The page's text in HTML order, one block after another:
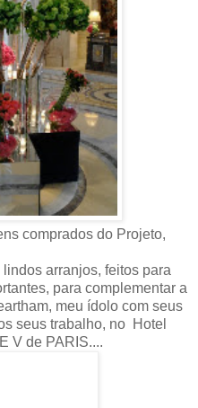
comprados do Projeto,
arranjos, feitos para
para complementar a
meu ídolo com seus
seus trabalho, no Hotel
V de PARIS....